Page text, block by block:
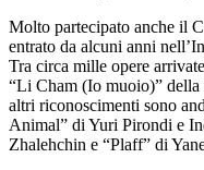
Molto partecipato anche il
entrato da alcuni anni
Tra circa mille opere
“Li Cham (Io muoio)” della
altri riconoscimenti sono
Animal” di Yuri Pirondi e
Zhalehchin e “Plaff” di